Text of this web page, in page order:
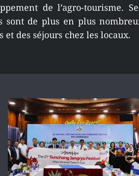
de l’agro-tourisme.
sont de plus en plus
des séjours chez les locaux.